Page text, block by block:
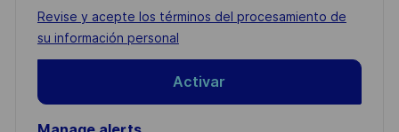
address
(Required)
Required
Revise y acepte los términos del procesamiento de
su información personal
Activar